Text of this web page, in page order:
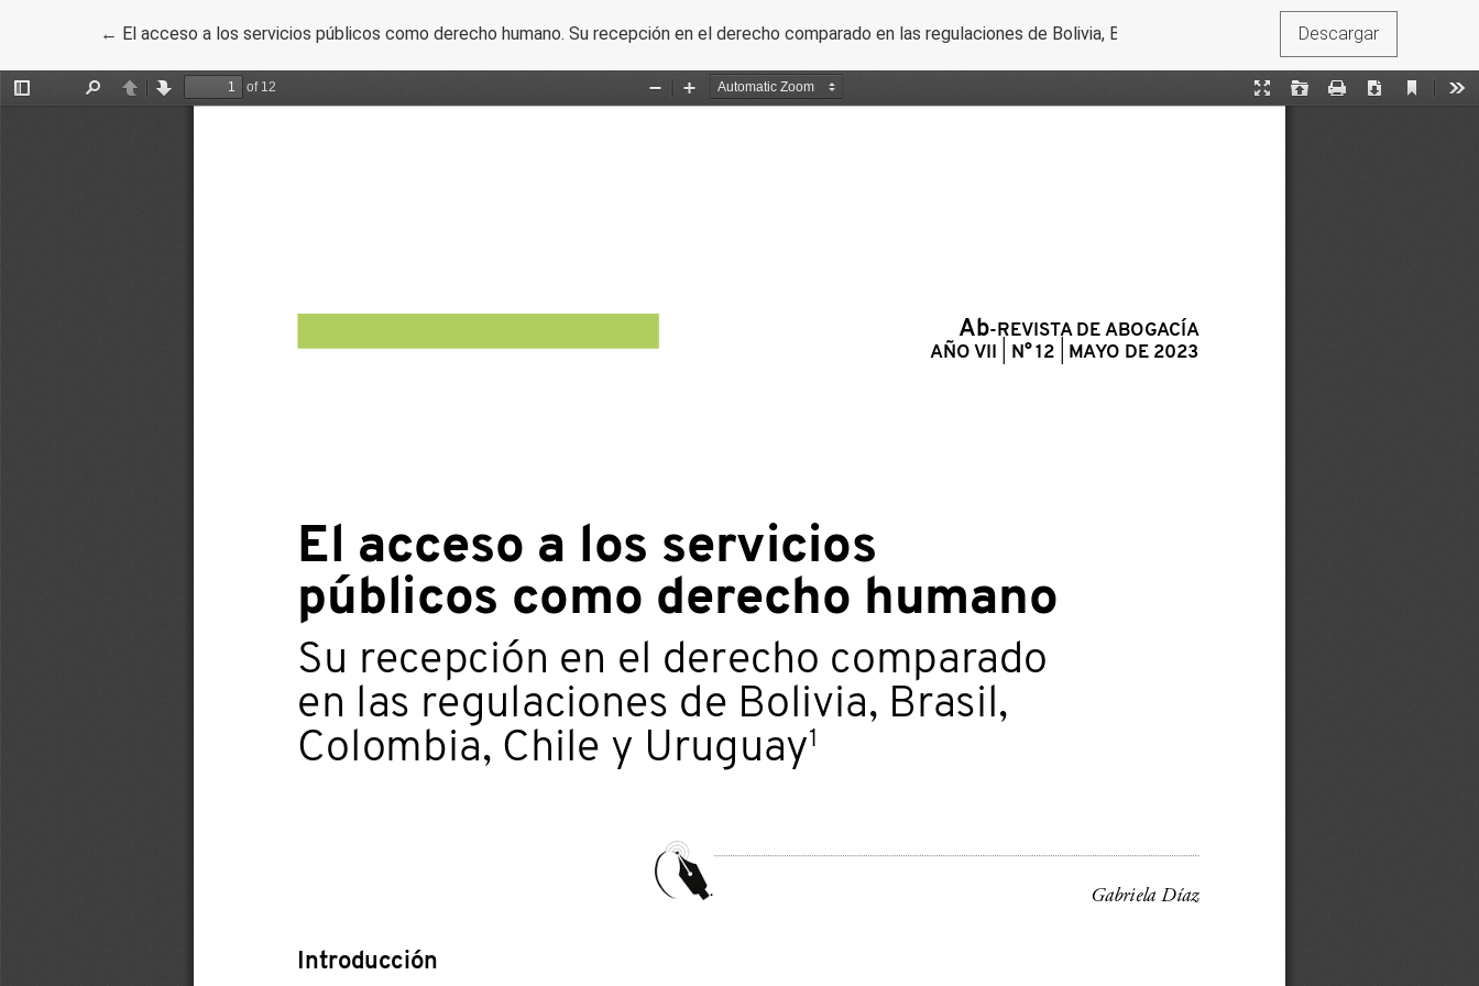
← Volver a los detalles del artículo
El acceso a los servicios públicos como derecho humano. Su recepción en el derecho comparado en las regulaciones de Bolivia, Brasil, Colombia, Chile y Uruguay
Descargar